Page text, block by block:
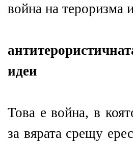
война на тероризма
идеи
Това е война, в
за вярата срещу